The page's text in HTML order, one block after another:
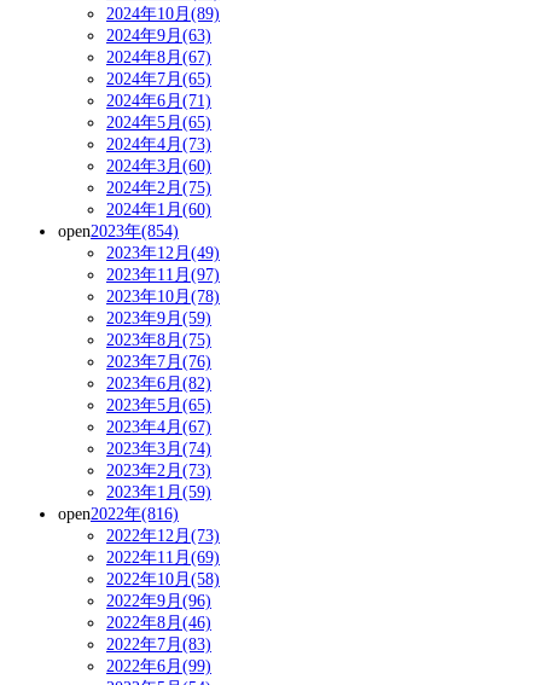
2024年10月(89)
2024年9月(63)
2024年8月(67)
2024年7月(65)
2024年6月(71)
2024年5月(65)
2024年4月(73)
2024年3月(60)
2024年2月(75)
2024年1月(60)
open2023年(854)
2023年12月(49)
2023年11月(97)
2023年10月(78)
2023年9月(59)
2023年8月(75)
2023年7月(76)
2023年6月(82)
2023年5月(65)
2023年4月(67)
2023年3月(74)
2023年2月(73)
2023年1月(59)
open2022年(816)
2022年12月(73)
2022年11月(69)
2022年10月(58)
2022年9月(96)
2022年8月(46)
2022年7月(83)
2022年6月(99)